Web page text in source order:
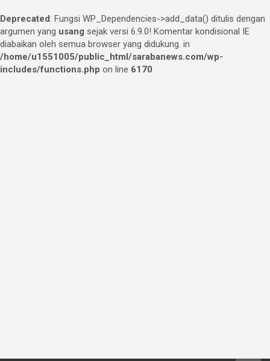
Deprecated: Fungsi WP_Dependencies->add_data() ditulis dengan
argumen yang usang sejak versi 6.9.0! Komentar kondisional IE
diabaikan oleh semua browser yang didukung. in
/home/u1551005/public_html/sarabanews.com/wp-
includes/functions.php on line 6170